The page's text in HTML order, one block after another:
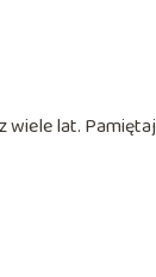
wiele lat.